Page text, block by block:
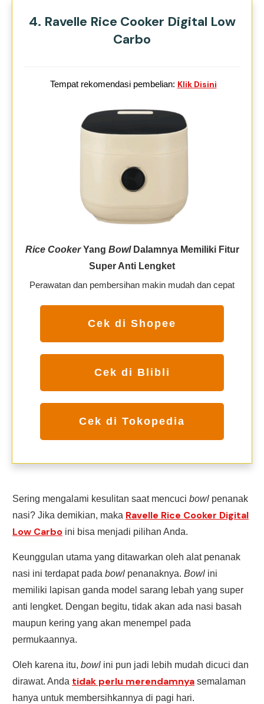
4. Ravelle Rice Cooker Digital Low
Carbo
Tempat rekomendasi pembelian: Klik Disini
Rice CookerYang BowlDalamnya Memiliki Fitur
Super Anti Lengket
Perawatan dan pembersihan makin mudah dan cepat
Cek di Shopee
Cek di Blibli
Cek di Tokopedia
Sering mengalami kesulitan saat mencuci bowl penanak
nasi? Jika demikian, maka Ravelle Rice Cooker Digital
Low Carbo ini bisa menjadi pilihan Anda.
Keunggulan utama yang ditawarkan oleh alat penanak
nasi ini terdapat pada bowl penanaknya. Bowl ini
memiliki lapisan ganda model sarang lebah yang super
anti lengket. Dengan begitu, tidak akan ada nasi basah
maupun kering yang akan menempel pada
permukaannya.
Oleh karena itu, bowl ini pun jadi lebih mudah dicuci dan
dirawat. Anda tidak perlu merendamnya semalaman
hanya untuk membersihkannya di pagi hari.